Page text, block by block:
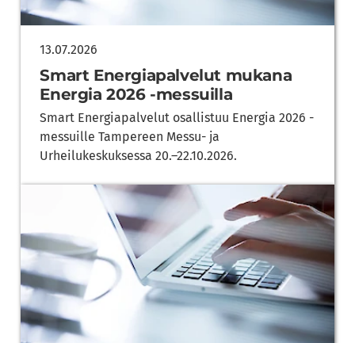
13.07.2026
Smart Energiapalvelut mukana
Energia 2026 -messuilla
Smart Energiapalvelut osallistuu Energia 2026 -
messuille Tampereen Messu- ja
Urheilukeskuksessa 20.–22.10.2026.